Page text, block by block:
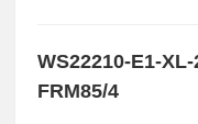
WS22210-E1-
FRM85/4